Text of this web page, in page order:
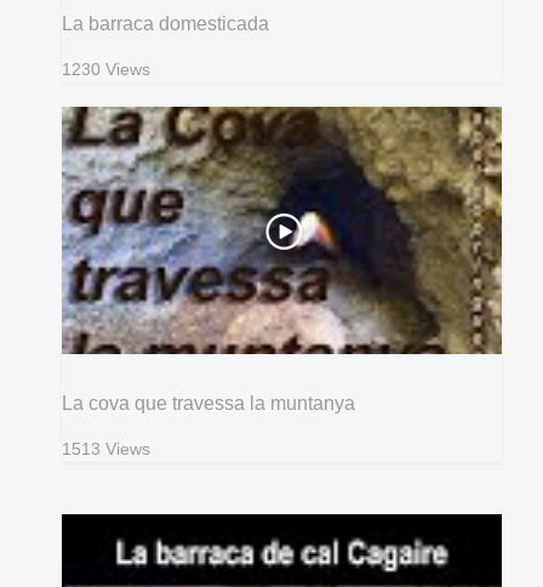
La barraca domesticada
1230 Views
La cova que travessa la muntanya
1513 Views